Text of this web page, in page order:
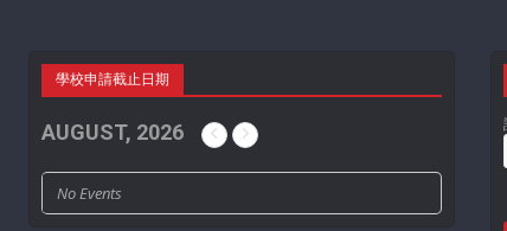
學校申請截止日期
AUGUST, 2026
No Events